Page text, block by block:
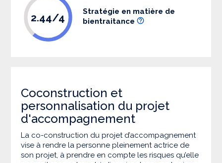
2.44/4
Stratégie en matière de
bientraitance
Coconstruction et
personnalisation du projet
d'accompagnement
La co-construction du projet d’accompagnement
vise à rendre la personne pleinement actrice de
son projet, à prendre en compte les risques qu’elle